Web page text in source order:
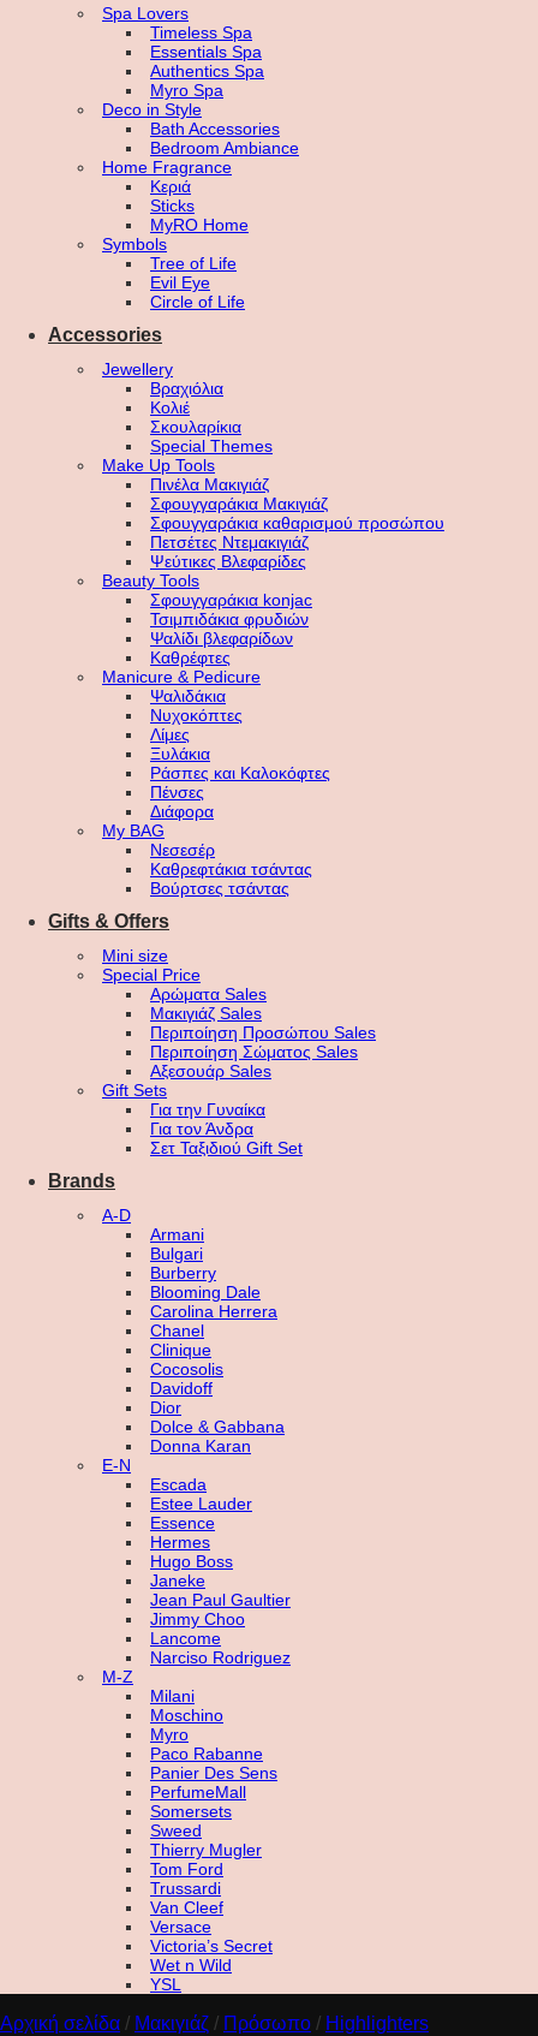
Spa Lovers
Timeless Spa
Essentials Spa
Authentics Spa
Myro Spa
Deco in Style
Bath Accessories
Bedroom Ambiance
Home Fragrance
Κεριά
Sticks
MyRO Home
Symbols
Tree of Life
Evil Eye
Circle of Life
Accessories
Jewellery
Βραχιόλια
Κολιέ
Σκουλαρίκια
Special Themes
Make Up Tools
Πινέλα Μακιγιάζ
Σφουγγαράκια Μακιγιάζ
Σφουγγαράκια καθαρισμού προσώπου
Πετσέτες Ντεμακιγιάζ
Ψεύτικες Βλεφαρίδες
Beauty Tools
Σφουγγαράκια konjac
Τσιμπιδάκια φρυδιών
Ψαλίδι βλεφαρίδων
Καθρέφτες
Manicure & Pedicure
Ψαλιδάκια
Νυχοκόπτες
Λίμες
Ξυλάκια
Ράσπες και Καλοκόφτες
Πένσες
Διάφορα
My BAG
Νεσεσέρ
Καθρεφτάκια τσάντας
Βούρτσες τσάντας
Gifts & Offers
Mini size
Special Price
Αρώματα Sales
Μακιγιάζ Sales
Περιποίηση Προσώπου Sales
Περιποίηση Σώματος Sales
Αξεσουάρ Sales
Gift Sets
Για την Γυναίκα
Για τον Άνδρα
Σετ Ταξιδιού Gift Set
Brands
A-D
Armani
Bulgari
Burberry
Blooming Dale
Carolina Herrera
Chanel
Clinique
Cocosolis
Davidoff
Dior
Dolce & Gabbana
Donna Karan
E-N
Escada
Estee Lauder
Essence
Hermes
Hugo Boss
Janeke
Jean Paul Gaultier
Jimmy Choo
Lancome
Narciso Rodriguez
M-Z
Milani
Moschino
Myro
Paco Rabanne
Panier Des Sens
PerfumeMall
Somersets
Sweed
Thierry Mugler
Tom Ford
Trussardi
Van Cleef
Versace
Victoria’s Secret
Wet n Wild
YSL
Αρχική σελίδα / Μακιγιάζ / Πρόσωπο / Highlighters